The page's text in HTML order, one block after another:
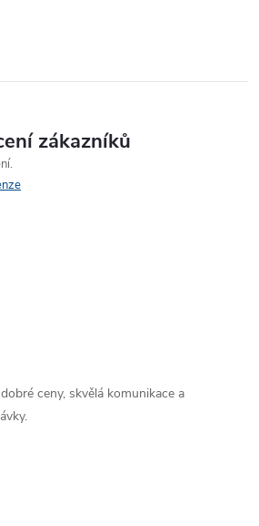
zákazníků
ceny, skvělá komunikace a